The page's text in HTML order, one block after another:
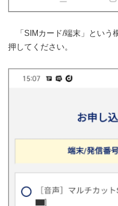
「SIMカード/端末」とい
押してください。